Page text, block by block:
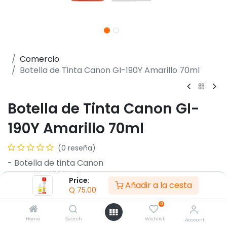
Price:
Q 75.00 Añadir a la cesta
Home Search
0
Wishlist Account
Comercio
Botella de Tinta Canon GI-190Y Amarillo 70ml
Botella de Tinta Canon GI-
190Y Amarillo 70ml
(0 reseña)
- Botella de tinta Canon
- Cantidad 70.0ml
- Rendimiento Aprox 7,000 paginas
- Para PIXMA G1100 / G1110
- PIXMA G2100 / G2110
- PIXMA G2111 / G3100